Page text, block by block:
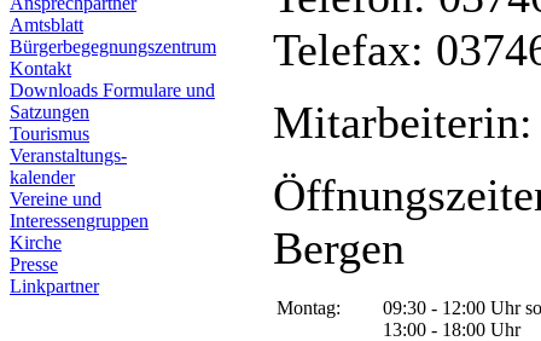
Amtsblatt
Bürgerbegegnungszentrum
Kontakt
Downloads Formulare und
Satzungen
Tourismus
Veranstaltungs-
kalender
Vereine und
Interessen­gruppen
Kirche
Presse
Linkpartner
Telefax:
Mitarbeiterin:
Bergen
Montag:
09:30 - 12:00 Uhr
13:00 - 18:00 Uhr